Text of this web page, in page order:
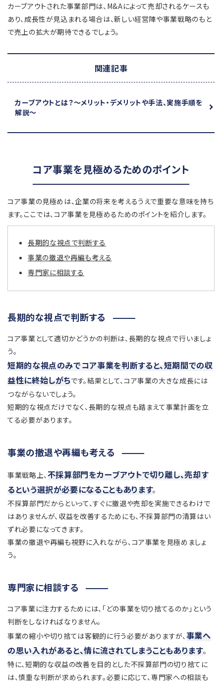
カーブアウトされた事業部門は、M&Aによって売却されるケースも
あり、成長性が見込まれる場合は、新しい経営陣や事業戦略のもと
で売上の拡大が期待できるでしょう。
関連記事
カーブアウトとは？～メリット・デメリットや手法、実施手順を
解説～
コア事業を見極めるためのポイント
コア事業の見極めは、企業の将来を考えるうえで重要な意味を持ち
ます。ここでは、コア事業を見極めるためのポイントを紹介します。
長期的な視点で判断する
事業の撤退や再編も考える
専門家に相談する
長期的な視点で判断する
コア事業として適切かどうかの判断は、長期的な視点で行いましょ
う。
短期的な視点のみでコア事業を判断すると、短期間での収
益性に終始しがちです。結果として、コア事業の大きな成長には
つながらないでしょう。
短期的な視点だけでなく、長期的な視点も踏まえて事業計画を立
てる必要があります。
事業の撤退や再編も考える
事業戦略上、 不採算部門をカーブアウトで切り離し、売却す
るという選択が必要になることもあります。
不採算部門だからといって、すぐに撤退や売却を実施できるわけで
はありませんが、収益を改善するためにも、不採算部門の清算はい
ずれ必要になってきます。
事業の撤退や再編も視野に入れながら、コア事業を見極めましょ
う。
専門家に相談する
コア事業に注力するためには、「どの事業を切り捨てるのか」という
判断をしなければなりません。
事業の縮小や切り捨ては客観的に行う必要がありますが、 事業へ
の思い入れがあると、情に流されてしまうこともあります。
特に、短期的な収益の改善を目的とした不採算部門の切り捨てに
は、慎重な判断が求められます。必要に応じて、専門家への相談も